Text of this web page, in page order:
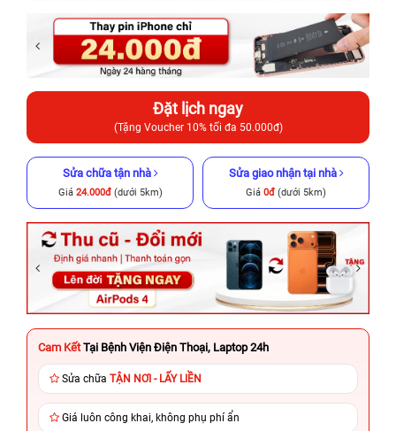
Đặt lịch ngay
(Tặng Voucher 10% tối đa 50.000đ)
Sửa chữa tận nhà
Giá 24.000đ(dưới 5km)
Sửa giao nhận tại nhà
Giá 0đ (dưới 5km)
Cam Kết Tại Bệnh Viện Điện Thoại, Laptop 24h
Sửa chữa TẬN NƠI - LẤY LIỀN
Giá luôn công khai, không phụ phí ẩn